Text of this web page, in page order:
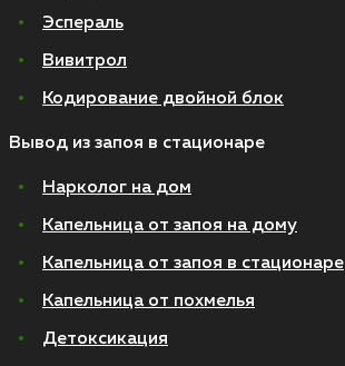
Эспераль
Вивитрол
Кодирование двойной блок
Вывод из запоя в стационаре
Нарколог на дом
Капельница от запоя на дому
Капельница от запоя в стационаре
Капельница от похмелья
Детоксикация